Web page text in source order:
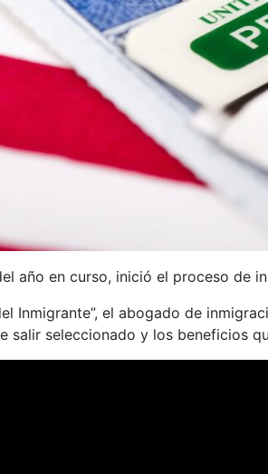
año en curso, inició el proceso de
Inmigrante”, el abogado de
salir seleccionado y los beneficios